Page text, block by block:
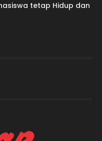
tetap Hidup dan